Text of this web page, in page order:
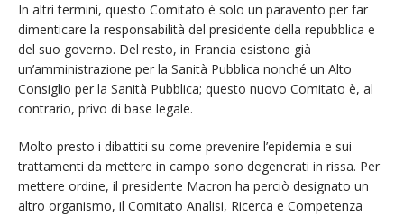
In altri termini, questo Comitato è solo un paravento per far
dimenticare la responsabilità del presidente della repubblica e
del suo governo. Del resto, in Francia esistono già
un’amministrazione per la Sanità Pubblica nonché un Alto
Consiglio per la Sanità Pubblica; questo nuovo Comitato è, al
contrario, privo di base legale.
Molto presto i dibattiti su come prevenire l’epidemia e sui
trattamenti da mettere in campo sono degenerati in rissa. Per
mettere ordine, il presidente Macron ha perciò designato un
altro organismo, il Comitato Analisi, Ricerca e Competenza